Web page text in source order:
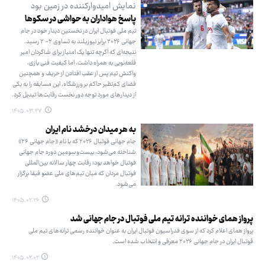
نمایش امیدوارکننده در زمین بود
پاسخ هواداران به حواشی در سکوها
تیم ملی فوتبال ایران در نخستین دیدار خود در جام
جهانی ۲۰۲۶ برابر نیوزیلند به تساوی ۲- ۲ رسید.
نتیجه‌ای که اگرچه تنها یک امتیاز برای شاگردان امیر
قلعه‌نویی به همراه داشت، اما کیفیت فنی بازی،
واکنش تیم پس از عقب افتادن از حریف و همچنین
فضای کم‌نظیر حاکم بر ورزشگاه، این مسابقه را به یکی
از دیدارهای مورد توجه دور نخست رقابت‌ها تبدیل کرد.
۱۴۰۵.۰۳.۲۷
به هر میدان درخشد نام ایران
جام جهانی فوتبال ۲۰۲۶ که با نام «جام جهانی ۲۶»
شناخته می‌شود، بیست‌وسومین دوره جام جهانی
فوتبال خواهد بود؛ رقابت چهار سالانه بین‌المللی
فوتبال مردان که میان تیم‌های ملی عضو فیفا برگزار
می‌شود.
۱۴۰۵.۰۲.۲۶
پرواز همای خواننده ترانه تیم ملی فوتبال در جام جهانی شد
پرواز همای اعلام کرد که از سوی فدراسیون فوتبال ایران به عنوان خواننده رسمی ترانه‌های تیم ملی
فوتبال ایران در جام جهانی ۲۰۲۶ معرفی و انتخاب شده است.
۱۴۰۵.۰۲.۰۲